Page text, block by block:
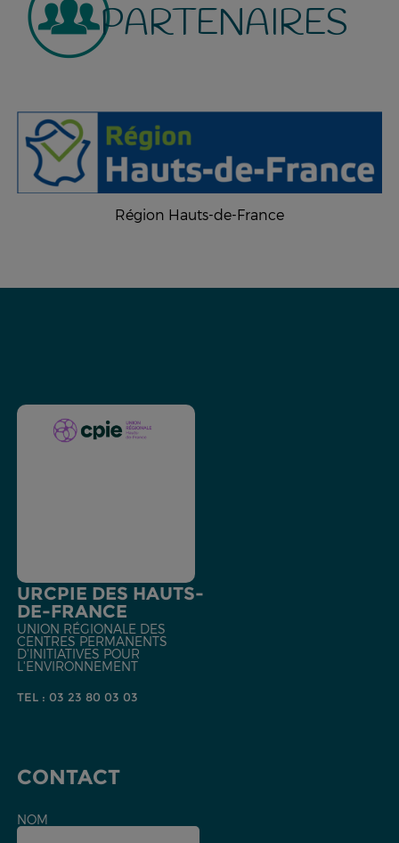
PARTENAIRES
Région Hauts-de-France
URCPIE DES HAUTS-
DE-FRANCE
UNION RÉGIONALE DES
CENTRES PERMANENTS
D'INITIATIVES POUR
L'ENVIRONNEMENT
TEL : 03 23 80 03 03
CONTACT
NOM